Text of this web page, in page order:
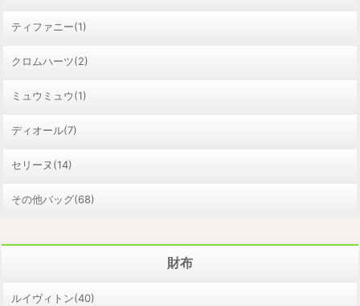
ティファニー(1)
クロムハーツ(2)
ミュウミュウ(1)
ディオール(7)
セリーヌ(14)
その他バッグ(68)
財布
ルイヴィトン(40)